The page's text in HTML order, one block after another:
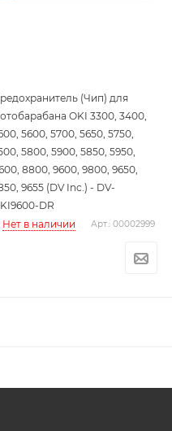
(Чип) для
OKI 3300, 3400,
5600, 5700, 5650, 5750,
5800, 5900, 5850, 5950,
8800, 9600, 9800, 9650,
9655 (DV Inc.) - DV-
DR
Нет в наличии
Арт.: 00002999